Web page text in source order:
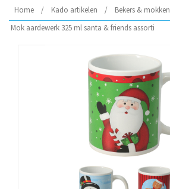
Home / Kado artikelen / Bekers & mokken
Mok aardewerk 325 ml santa & friends assorti